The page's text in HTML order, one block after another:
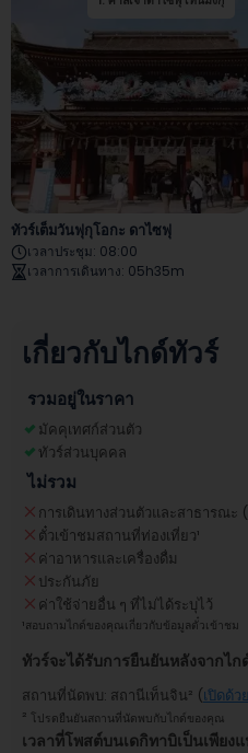
ทัวร์เต็มวันฟุกุโอกะ ดาไซฟุ
เวลาประชุม: 08:00
เวลาการเดินทาง: 05h35m
เกี่ยวกับไกด์ทัวร์
รวมอยู่ในราคา
มัคคุเทศก์ส่วนตัว
ทัวร์ส่วนบุคคล
ไม่รวม
การเดินทางส่วนตัวและสาธารณะ
ตั๋วเข้าชมสถานที่ท่องเที่ยว¹
ค่าอาหารและเครื่องดื่ม
ประกันภัย
ค่าใช้จ่ายอื่น ๆ ที่ไม่ได้ระบุไว้
¹สอบถามไกด์ของคุณเกี่ยวกับข้อมูลตั๋วเข้าชม
ทัวร์จะได้รับการยืนยันหลังจากไก
สถานที่นัดพบ: สถานีเท็นจิน² (เปิดด้
² โปรดยืนยันสถานที่นัดพบกับไกด์ของคุณ
เวลาที่โพสต์บนเดกิทาบิเป็นเพียง